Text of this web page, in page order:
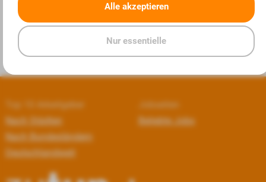
Top 10 Arbeitgeber
Nach Städten
Nach Bundesländern
Deutschlandweit
Jobseiten
Beliebte Jobs
Alle akzeptieren
Nur essentielle